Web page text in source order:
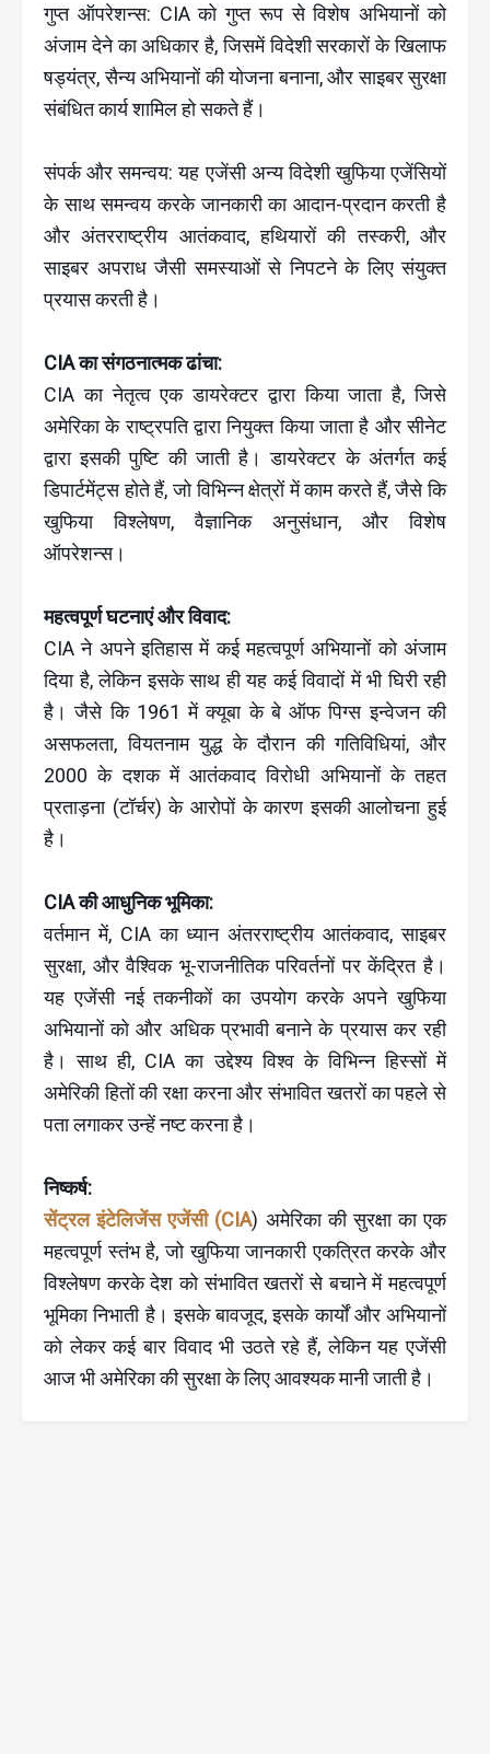
गुप्त ऑपरेशन्स: CIA को गुप्त रूप से विशेष अभियानों को
अंजाम देने का अधिकार है, जिसमें विदेशी सरकारों के खिलाफ
षड्यंत्र, सैन्य अभियानों की योजना बनाना, और साइबर सुरक्षा
संबंधित कार्य शामिल हो सकते हैं।
संपर्क और समन्वय: यह एजेंसी अन्य विदेशी खुफिया एजेंसियों
के साथ समन्वय करके जानकारी का आदान-प्रदान करती है
और अंतरराष्ट्रीय आतंकवाद, हथियारों की तस्करी, और
साइबर अपराध जैसी समस्याओं से निपटने के लिए संयुक्त
प्रयास करती है।
CIA का संगठनात्मक ढांचा:
CIA का नेतृत्व एक डायरेक्टर द्वारा किया जाता है, जिसे
अमेरिका के राष्ट्रपति द्वारा नियुक्त किया जाता है और सीनेट
द्वारा इसकी पुष्टि की जाती है। डायरेक्टर के अंतर्गत कई
डिपार्टमेंट्स होते हैं, जो विभिन्न क्षेत्रों में काम करते हैं, जैसे कि
खुफिया विश्लेषण, वैज्ञानिक अनुसंधान, और विशेष
ऑपरेशन्स।
महत्वपूर्ण घटनाएं और विवाद:
CIA ने अपने इतिहास में कई महत्वपूर्ण अभियानों को अंजाम
दिया है, लेकिन इसके साथ ही यह कई विवादों में भी घिरी रही
है। जैसे कि 1961 में क्यूबा के बे ऑफ पिग्स इन्वेजन की
असफलता, वियतनाम युद्ध के दौरान की गतिविधियां, और
2000 के दशक में आतंकवाद विरोधी अभियानों के तहत
प्रताड़ना (टॉर्चर) के आरोपों के कारण इसकी आलोचना हुई
है।
CIA की आधुनिक भूमिका:
वर्तमान में, CIA का ध्यान अंतरराष्ट्रीय आतंकवाद, साइबर
सुरक्षा, और वैश्विक भू-राजनीतिक परिवर्तनों पर केंद्रित है।
यह एजेंसी नई तकनीकों का उपयोग करके अपने खुफिया
अभियानों को और अधिक प्रभावी बनाने के प्रयास कर रही
है। साथ ही, CIA का उद्देश्य विश्व के विभिन्न हिस्सों में
अमेरिकी हितों की रक्षा करना और संभावित खतरों का पहले से
पता लगाकर उन्हें नष्ट करना है।
निष्कर्ष:
सेंट्रल इंटेलिजेंस एजेंसी (CIA) अमेरिका की सुरक्षा का एक
महत्वपूर्ण स्तंभ है, जो खुफिया जानकारी एकत्रित करके और
विश्लेषण करके देश को संभावित खतरों से बचाने में महत्वपूर्ण
भूमिका निभाती है। इसके बावजूद, इसके कार्यों और अभियानों
को लेकर कई बार विवाद भी उठते रहे हैं, लेकिन यह एजेंसी
आज भी अमेरिका की सुरक्षा के लिए आवश्यक मानी जाती है।